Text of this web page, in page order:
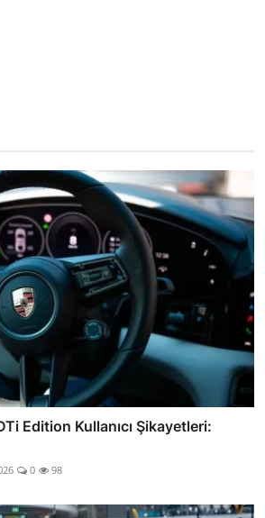
Edition Kullanıcı Şikayetleri:
0 98